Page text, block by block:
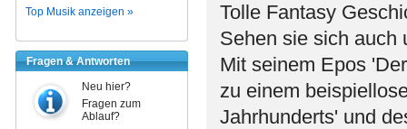
Top Musik anzeigen »
Fragen & Antworten
Neu hier?
Fragen zum
Ablauf?
Tolle Fantasy
Sehen sie sich auch
Mit seinem Epos
zu einem
Jahrhunderts' und